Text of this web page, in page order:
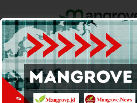
Home Pemerintahan Ekonomi &
Support by